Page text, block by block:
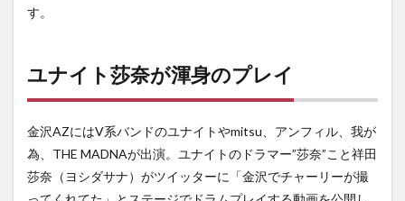
す。
ユナイト莎奈が渾身のプレイ
金沢AZにはV系バンドのユナイトやmitsu、アンフィル、我が
為、THE MADNAが出演。ユナイトのドラマー”莎奈”こと祥田
莎奈（ヨシダサナ）がツイッターに「金沢でチャーリーが撮